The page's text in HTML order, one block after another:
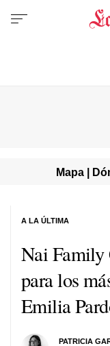
Mapa |
Nai Family
para los
Emilia
PATRICIA
A LA ÚLTIMA